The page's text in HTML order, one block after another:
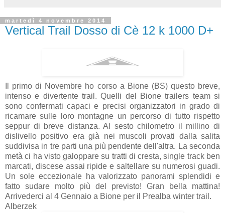
martedì 4 novembre 2014
Vertical Trail Dosso di Cè 12 k 1000 D+
Il primo di Novembre ho corso a Bione (BS) questo breve,
intenso e divertente trail. Quelli del Bione trailers team si
sono confermati capaci e precisi organizzatori in grado di
ricamare sulle loro montagne un percorso di tutto rispetto
seppur di breve distanza. Al sesto chilometro il millino di
dislivello positivo era già nei muscoli provati dalla salita
suddivisa in tre parti una più pendente dell'altra. La seconda
metà ci ha visto galoppare su tratti di cresta, single track ben
marcati, discese assai ripide e saltellare su numerosi guadi.
Un sole eccezionale ha valorizzato panorami splendidi e
fatto sudare molto più del previsto! Gran bella mattina!
Arrivederci al 4 Gennaio a Bione per il Prealba winter trail.
Alberzek